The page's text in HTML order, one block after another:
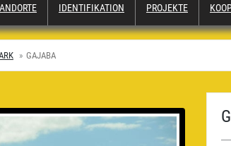
IDENTIFIKATION PROJEKTE
GAJABA